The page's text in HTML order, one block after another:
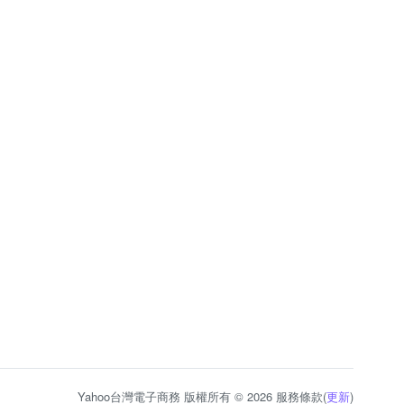
Yahoo台灣電子商務 版權所有 © 2026 服務條款(更新)